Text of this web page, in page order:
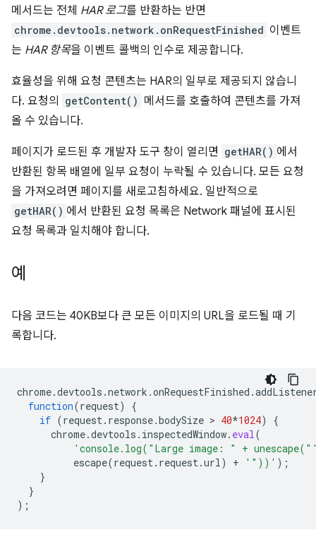
메서드는 전체 HAR 로그를 반환하는 반면
chrome.devtools.network.onRequestFinished 이벤트
는 HAR 항목을 이벤트 콜백의 인수로 제공합니다.
효율성을 위해 요청 콘텐츠는 HAR의 일부로 제공되지 않습니
다. 요청의
getContent() 메서드를 호출하여 콘텐츠를 가져
올 수 있습니다.
페이지가 로드된 후 개발자 도구 창이 열리면 getHAR() 에서
반환된 항목 배열에 일부 요청이 누락될 수 있습니다. 모든 요청
을 가져오려면 페이지를 새로고침하세요. 일반적으로
getHAR() 에서 반환된 요청 목록은 Network 패널에 표시된
요청 목록과 일치해야 합니다.
예
다음 코드는 40KB보다 큰 모든 이미지의 URL을 로드될 때 기
록합니다.
chrome.devtools .network .onRequestFinished .
function(request)
{
if (request. response.bodySize > 40*1024)
{
chrome.devtools . inspectedWindow. eval(
'console.log("Large image: " +
escape(request. request.url) + '"))' );
}
}
);